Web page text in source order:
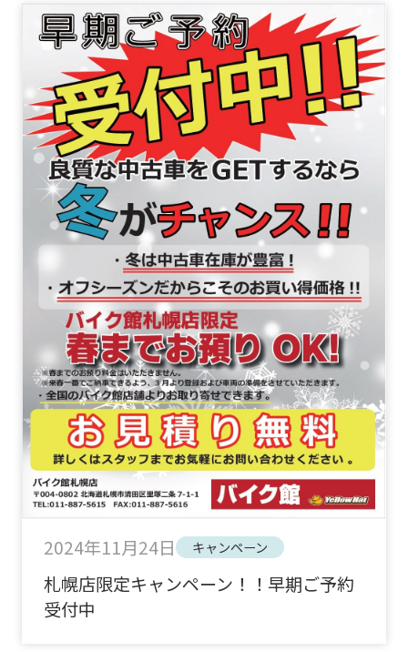
2024年11月24日 キャンペーン
札幌店限定キャンペーン！！早期ご予約
受付中